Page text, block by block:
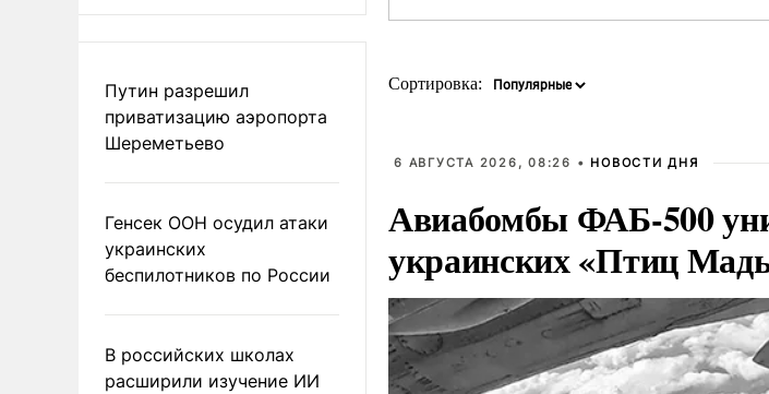
Путин разрешил
приватизацию аэропорта
Шереметьево
Генсек ООН осудил атаки
украинских
беспилотников по России
В российских школах
расширили изучение ИИ
Сортировка:
6 АВГУСТА 2026, 08:26 • НОВОСТИ ДНЯ
Авиабомбы ФАБ-500
украинских «Птиц